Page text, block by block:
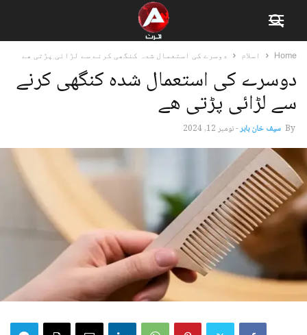
Home اسلام دوسرے کی استعمال شدہ کنگھی کرنے سے لڑائی پڑتی ھے
دوسرے کی استعمال شدہ کنگھی کرنے
سے لڑائی پڑتی ھے
By سیف خان بابر-نومبر 12, 2024